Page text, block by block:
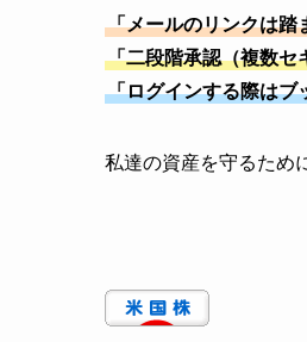
「メールのリンクは踏
「二段階承認（複数セ
「ログインする際はブ
私達の資産を守るため